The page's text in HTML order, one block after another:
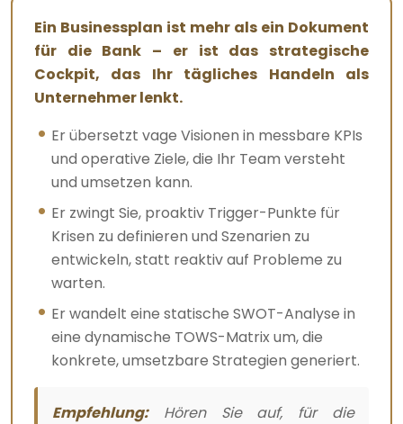
Ein Businessplan ist mehr als ein Dokument
für die Bank – er ist das strategische
Cockpit, das Ihr tägliches Handeln als
Unternehmer lenkt.
Er übersetzt vage Visionen in messbare KPIs
und operative Ziele, die Ihr Team versteht
und umsetzen kann.
Er zwingt Sie, proaktiv Trigger-Punkte für
Krisen zu definieren und Szenarien zu
entwickeln, statt reaktiv auf Probleme zu
warten.
Er wandelt eine statische SWOT-Analyse in
eine dynamische TOWS-Matrix um, die
konkrete, umsetzbare Strategien generiert.
Empfehlung:Hören Sie auf, für die